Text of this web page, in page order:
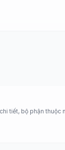
tiết, bộ phận thuộc